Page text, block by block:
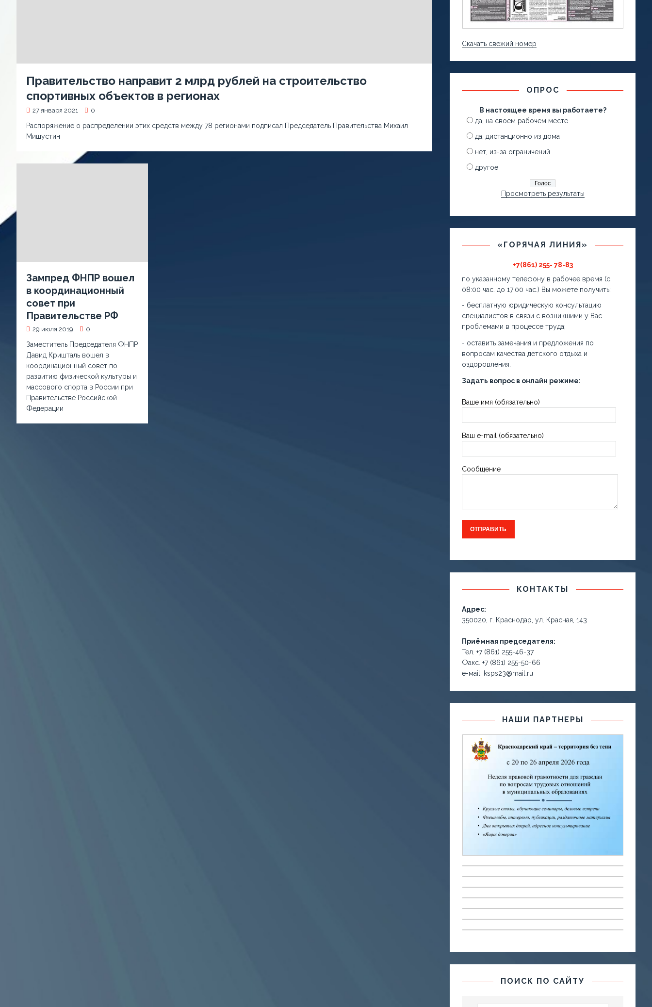
Правительство направит 2 млрд рублей на строительство
спортивных объектов в регионах
27 января 2021 0
Распоряжение о распределении этих средств между 78 регионами подписал Председатель Правительства Михаил
Мишустин
Зампред ФНПР вошел
в координационный
совет при
Правительстве РФ
29 июля 2019 0
Заместитель Председателя ФНПР
Давид Кришталь вошел в
координационный совет по
развитию физической культуры и
массового спорта в России при
Правительстве Российской
Федерации
Скачать свежий номер
ОПРОС
В настоящее время вы работаете?
да, на своем рабочем месте
да, дистанционно из дома
нет, из-за ограничений
другое
Просмотреть результаты
«ГОРЯЧАЯ ЛИНИЯ»
+7(861) 255- 78-83
по указанному телефону в рабочее время (с
08:00 час. до 17:00 час.) Вы можете получить:
- бесплатную юридическую консультацию
специалистов в связи с возникшими у Вас
проблемами в процессе труда;
- оставить замечания и предложения по
вопросам качества детского отдыха и
оздоровления.
Задать вопрос в онлайн режиме:
Ваше имя (обязательно)
Ваш e-mail (обязательно)
Сообщение
КОНТАКТЫ
Адрес:
350020, г. Краснодар, ул. Красная, 143
Приёмная председателя:
Тел. +7 (861) 255-46-37
Факс. +7 (861) 255-50-66
е-маil: ksps23@mail.ru
НАШИ ПАРТНЕРЫ
ПОИСК ПО САЙТУ